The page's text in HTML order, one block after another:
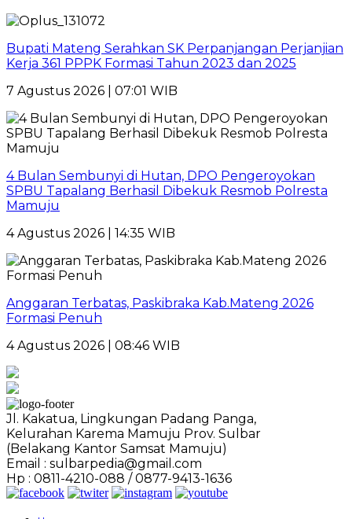
Bupati Mateng Serahkan SK Perpanjangan Perjanjian
Kerja 361 PPPK Formasi Tahun 2023 dan 2025
7 Agustus 2026 | 07:01 WIB
4 Bulan Sembunyi di Hutan, DPO Pengeroyokan
SPBU Tapalang Berhasil Dibekuk Resmob Polresta
Mamuju
4 Agustus 2026 | 14:35 WIB
Anggaran Terbatas, Paskibraka Kab.Mateng 2026
Formasi Penuh
4 Agustus 2026 | 08:46 WIB
Jl. Kakatua, Lingkungan Padang Panga,
Kelurahan Karema Mamuju Prov. Sulbar
(Belakang Kantor Samsat Mamuju)
Email : sulbarpedia@gmail.com
Hp : 0811-4210-088 / 0877-9413-1636